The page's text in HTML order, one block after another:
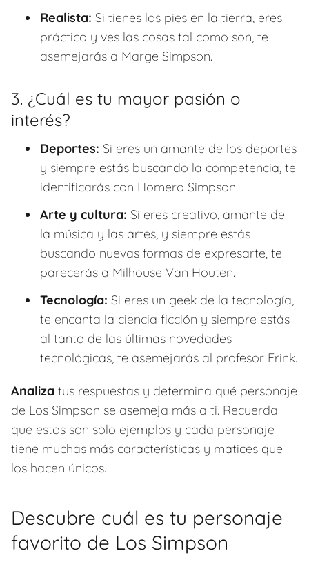
Realista: Si tienes los pies en la tierra, eres
práctico y ves las cosas tal como son, te
asemejarás a Marge Simpson.
3. ¿Cuál es tu mayor pasión o
interés?
Deportes: Si eres un amante de los deportes
y siempre estás buscando la competencia, te
identificarás con Homero Simpson.
Arte y cultura: Si eres creativo, amante de
la música y las artes, y siempre estás
buscando nuevas formas de expresarte, te
parecerás a Milhouse Van Houten.
Tecnología: Si eres un geek de la tecnología,
te encanta la ciencia ficción y siempre estás
al tanto de las últimas novedades
tecnológicas, te asemejarás al profesor Frink.
Analiza tus respuestas y determina qué personaje
de Los Simpson se asemeja más a ti. Recuerda
que estos son solo ejemplos y cada personaje
tiene muchas más características y matices que
los hacen únicos.
Descubre cuál es tu personaje
favorito de Los Simpson